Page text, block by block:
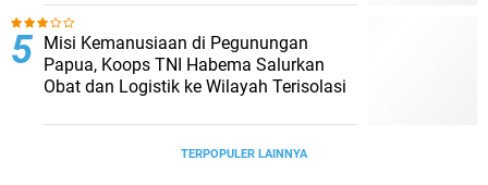
Misi Kemanusiaan di Pegunungan
Papua, Koops TNI Habema Salurkan
Obat dan Logistik ke Wilayah Terisolasi
TERPOPULER LAINNYA